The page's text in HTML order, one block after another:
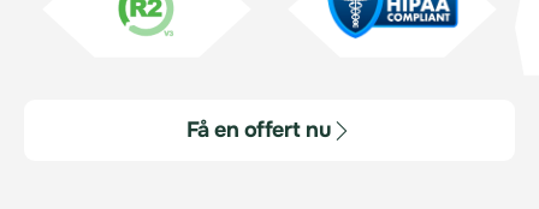
Få en offert nu